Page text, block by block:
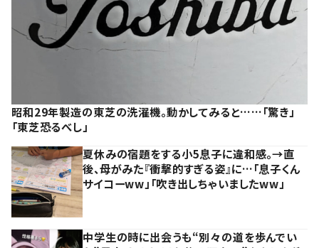
昭和29年製造の東芝の洗濯機。動かしてみると……「驚き」
「東芝恐るべし」
夏休みの宿題をする小5息子に違和感。→直
後、母がみた『衝撃的すぎる姿』に…「息子くん
サイコーww」「吹き出しちゃいましたww」
中学生の時に出会うも“別々の道を歩んでい